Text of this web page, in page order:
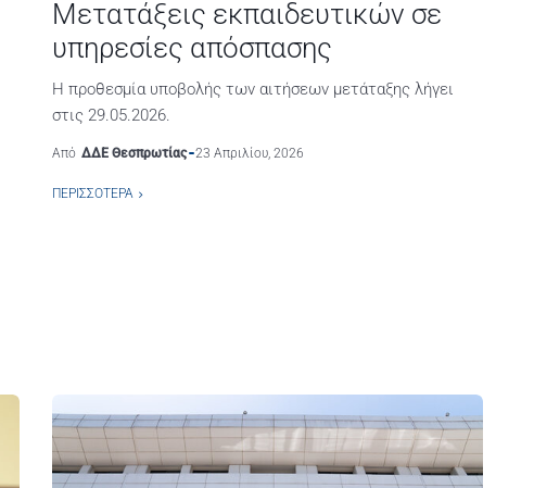
Μετατάξεις εκπαιδευτικών σε
υπηρεσίες απόσπασης
Η προθεσμία υποβολής των αιτήσεων μετάταξης λήγει
στις 29.05.2026.
Από ΔΔΕ Θεσπρωτίας 23 Απριλίου, 2026
ΠΕΡΙΣΣΌΤΕΡΑ